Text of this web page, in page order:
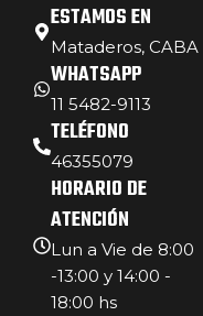
ESTAMOS EN
Mataderos, CABA
WHATSAPP
11 5482-9113
TELÉFONO
46355079
HORARIO DE
ATENCIÓN
Lun a Vie de 8:00
-13:00 y 14:00 -
18:00 hs